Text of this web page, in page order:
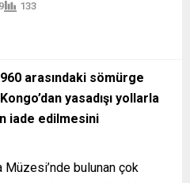
133
arasındaki sömürge
yasadışı yollarla
iade edilmesini
bulunan çok